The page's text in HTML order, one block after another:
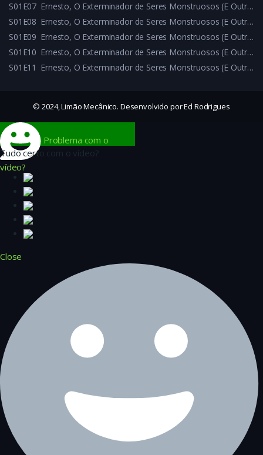
S01E07
Ernesto, O Exterminador de Seres Monstruosos (E Outras Porcarias) – S01E07
S01E08
Ernesto, O Exterminador de Seres Monstruosos (E Outras Porcarias) – S01E08
S01E09
Ernesto, O Exterminador de Seres Monstruosos (E Outras Porcarias) – S01E09
S01E10
Ernesto, O Exterminador de Seres Monstruosos (E Outras Porcarias) – S01E10
S01E11
Ernesto, O Exterminador de Seres Monstruosos (E Outras Porcarias) – S01E11
© 2024, Limão Mecânico. Desenvolvido por Ed Rodrigues
Problema com o
vídeo?
Tudo certo com o vídeo?
Close